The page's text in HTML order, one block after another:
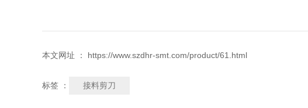
本文网址 ： https://www.szdhr-smt.com/product/61.html
标签 ： 接料剪刀